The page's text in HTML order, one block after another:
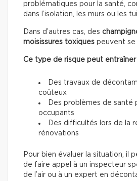
problématiques pour la santé,
dans l’isolation, les murs ou les
Dans d’autres cas, des
moisissures toxiques peuvent se
Ce type de risque peut entraîner
Des travaux de
coûteux
Des problèmes de santé
occupants
Des difficultés lors de la
rénovations
Pour bien évaluer la situation, il
de faire appel à un inspecteur
de l’air ou à un expert en